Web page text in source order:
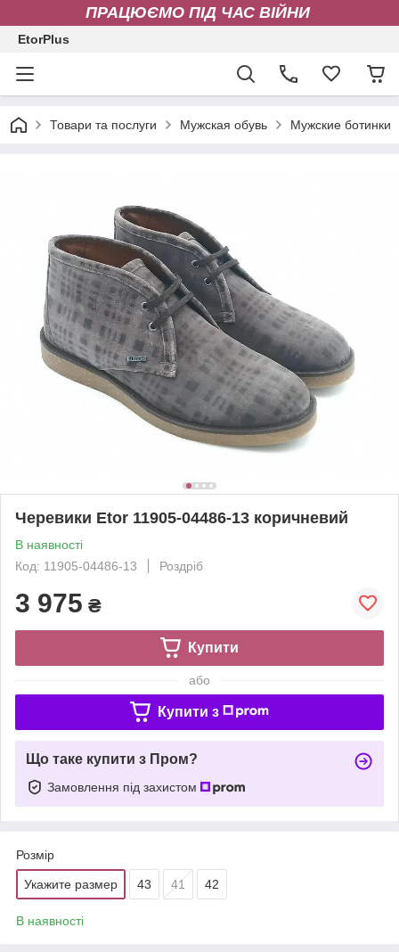
ПРАЦЮЄМО ПІД ЧАС ВІЙНИ
EtorPlus
Товари та послуги Мужская обувь Мужские ботинки
Черевики Etor 11905-04486-13 коричневий
В наявності
Код: 11905-04486-13
Роздріб
3 975 ₴
Купити
або
Купити з
Що таке купити з Пром?
Замовлення під захистом
Розмір
Укажите размер 43 41 42
В наявності